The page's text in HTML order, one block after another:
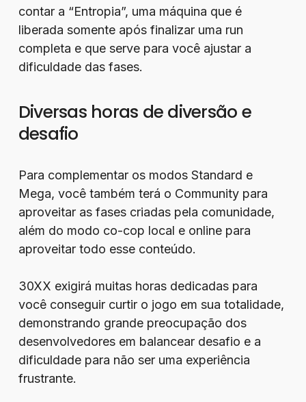
contar a “Entropia”, uma máquina que é
liberada somente após finalizar uma run
completa e que serve para você ajustar a
dificuldade das fases.
Diversas horas de diversão e
desafio
Para complementar os modos Standard e
Mega, você também terá o Community para
aproveitar as fases criadas pela comunidade,
além do modo co-cop local e online para
aproveitar todo esse conteúdo.
30XX exigirá muitas horas dedicadas para
você conseguir curtir o jogo em sua totalidade,
demonstrando grande preocupação dos
desenvolvedores em balancear desafio e a
dificuldade para não ser uma experiência
frustrante.